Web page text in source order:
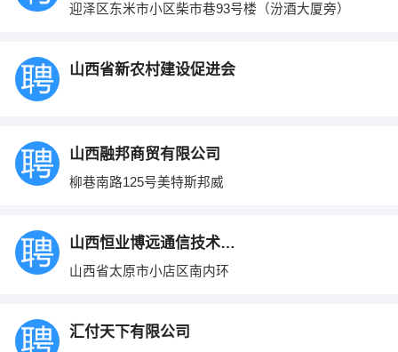
迎泽区东米市小区柴市巷93号楼（汾酒大厦旁）
山西省新农村建设促进会
山西融邦商贸有限公司
柳巷南路125号美特斯邦威
山西恒业博远通信技术有限公司
山西省太原市小店区南内环
汇付天下有限公司